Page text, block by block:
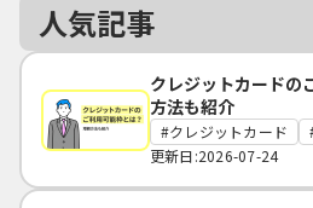
人気記事
クレジットカードの
方法も紹介
クレジットカード
更新日:2026-07-24